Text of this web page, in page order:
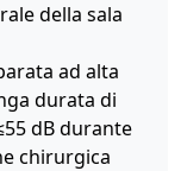
della sala
ad alta
durata di
dB durante
chirurgica